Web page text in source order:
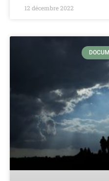
12 décembre 2022